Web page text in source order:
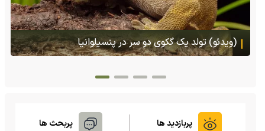
(ویدئو) تصاویر شگفت‌انگیز از مارمولک گلو بادبزنی که
هنگام خطر یک مایع چسبناک از بدنش پرتاب می‌کند
پربازدید ها پربحث ها